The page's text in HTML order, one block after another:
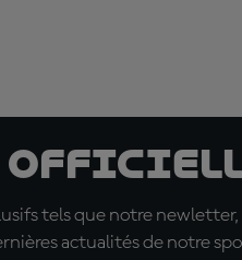
tels que notre newletter,
actualités de notre